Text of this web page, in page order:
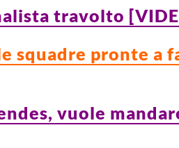
travolto
squadre pronte a
vuole